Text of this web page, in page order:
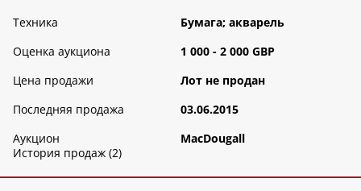
Техника
Бумага; акварель
Оценка аукциона
1 000 - 2 000 GBP
Цена продажи
Лот не продан
Последняя продажа
03.06.2015
Аукцион
MacDougall
История продаж (2)